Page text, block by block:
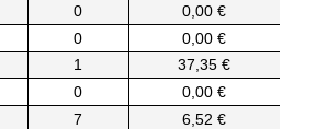
0
0,00 €
0
0,00 €
1
37,35 €
0
0,00 €
7
6,52 €